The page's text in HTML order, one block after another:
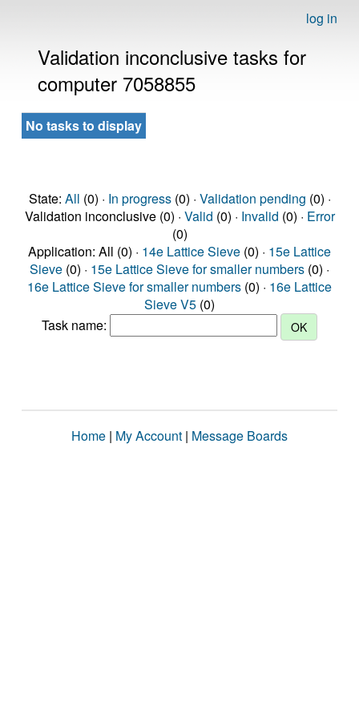
log in
Validation inconclusive tasks for
computer 7058855
No tasks to display
State: All (0) · In progress(0) · Validation pending (0) ·
Validation inconclusive (0) · Valid (0) · Invalid (0) · Error
(0)
Application: All (0) · 14e Lattice Sieve (0) · 15e Lattice
Sieve (0) · 15e Lattice Sieve for smaller numbers (0) ·
16e Lattice Sieve for smaller numbers (0) · 16e Lattice
Sieve V5 (0)
Task name:
Home | My Account | Message Boards